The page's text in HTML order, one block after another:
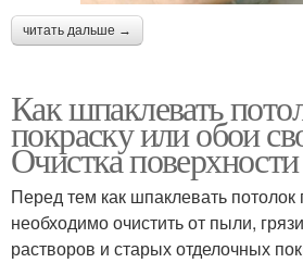
читать дальше →
Как шпаклевать
покраску или обои
Очистка поверхности
Перед тем как шпаклевать потолок
необходимо очистить от пыли,
растворов и старых отделочных